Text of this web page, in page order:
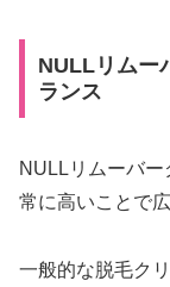
NULLリムー
ランス
NULLリムーバ
常に高いことで
一般的な脱毛ク